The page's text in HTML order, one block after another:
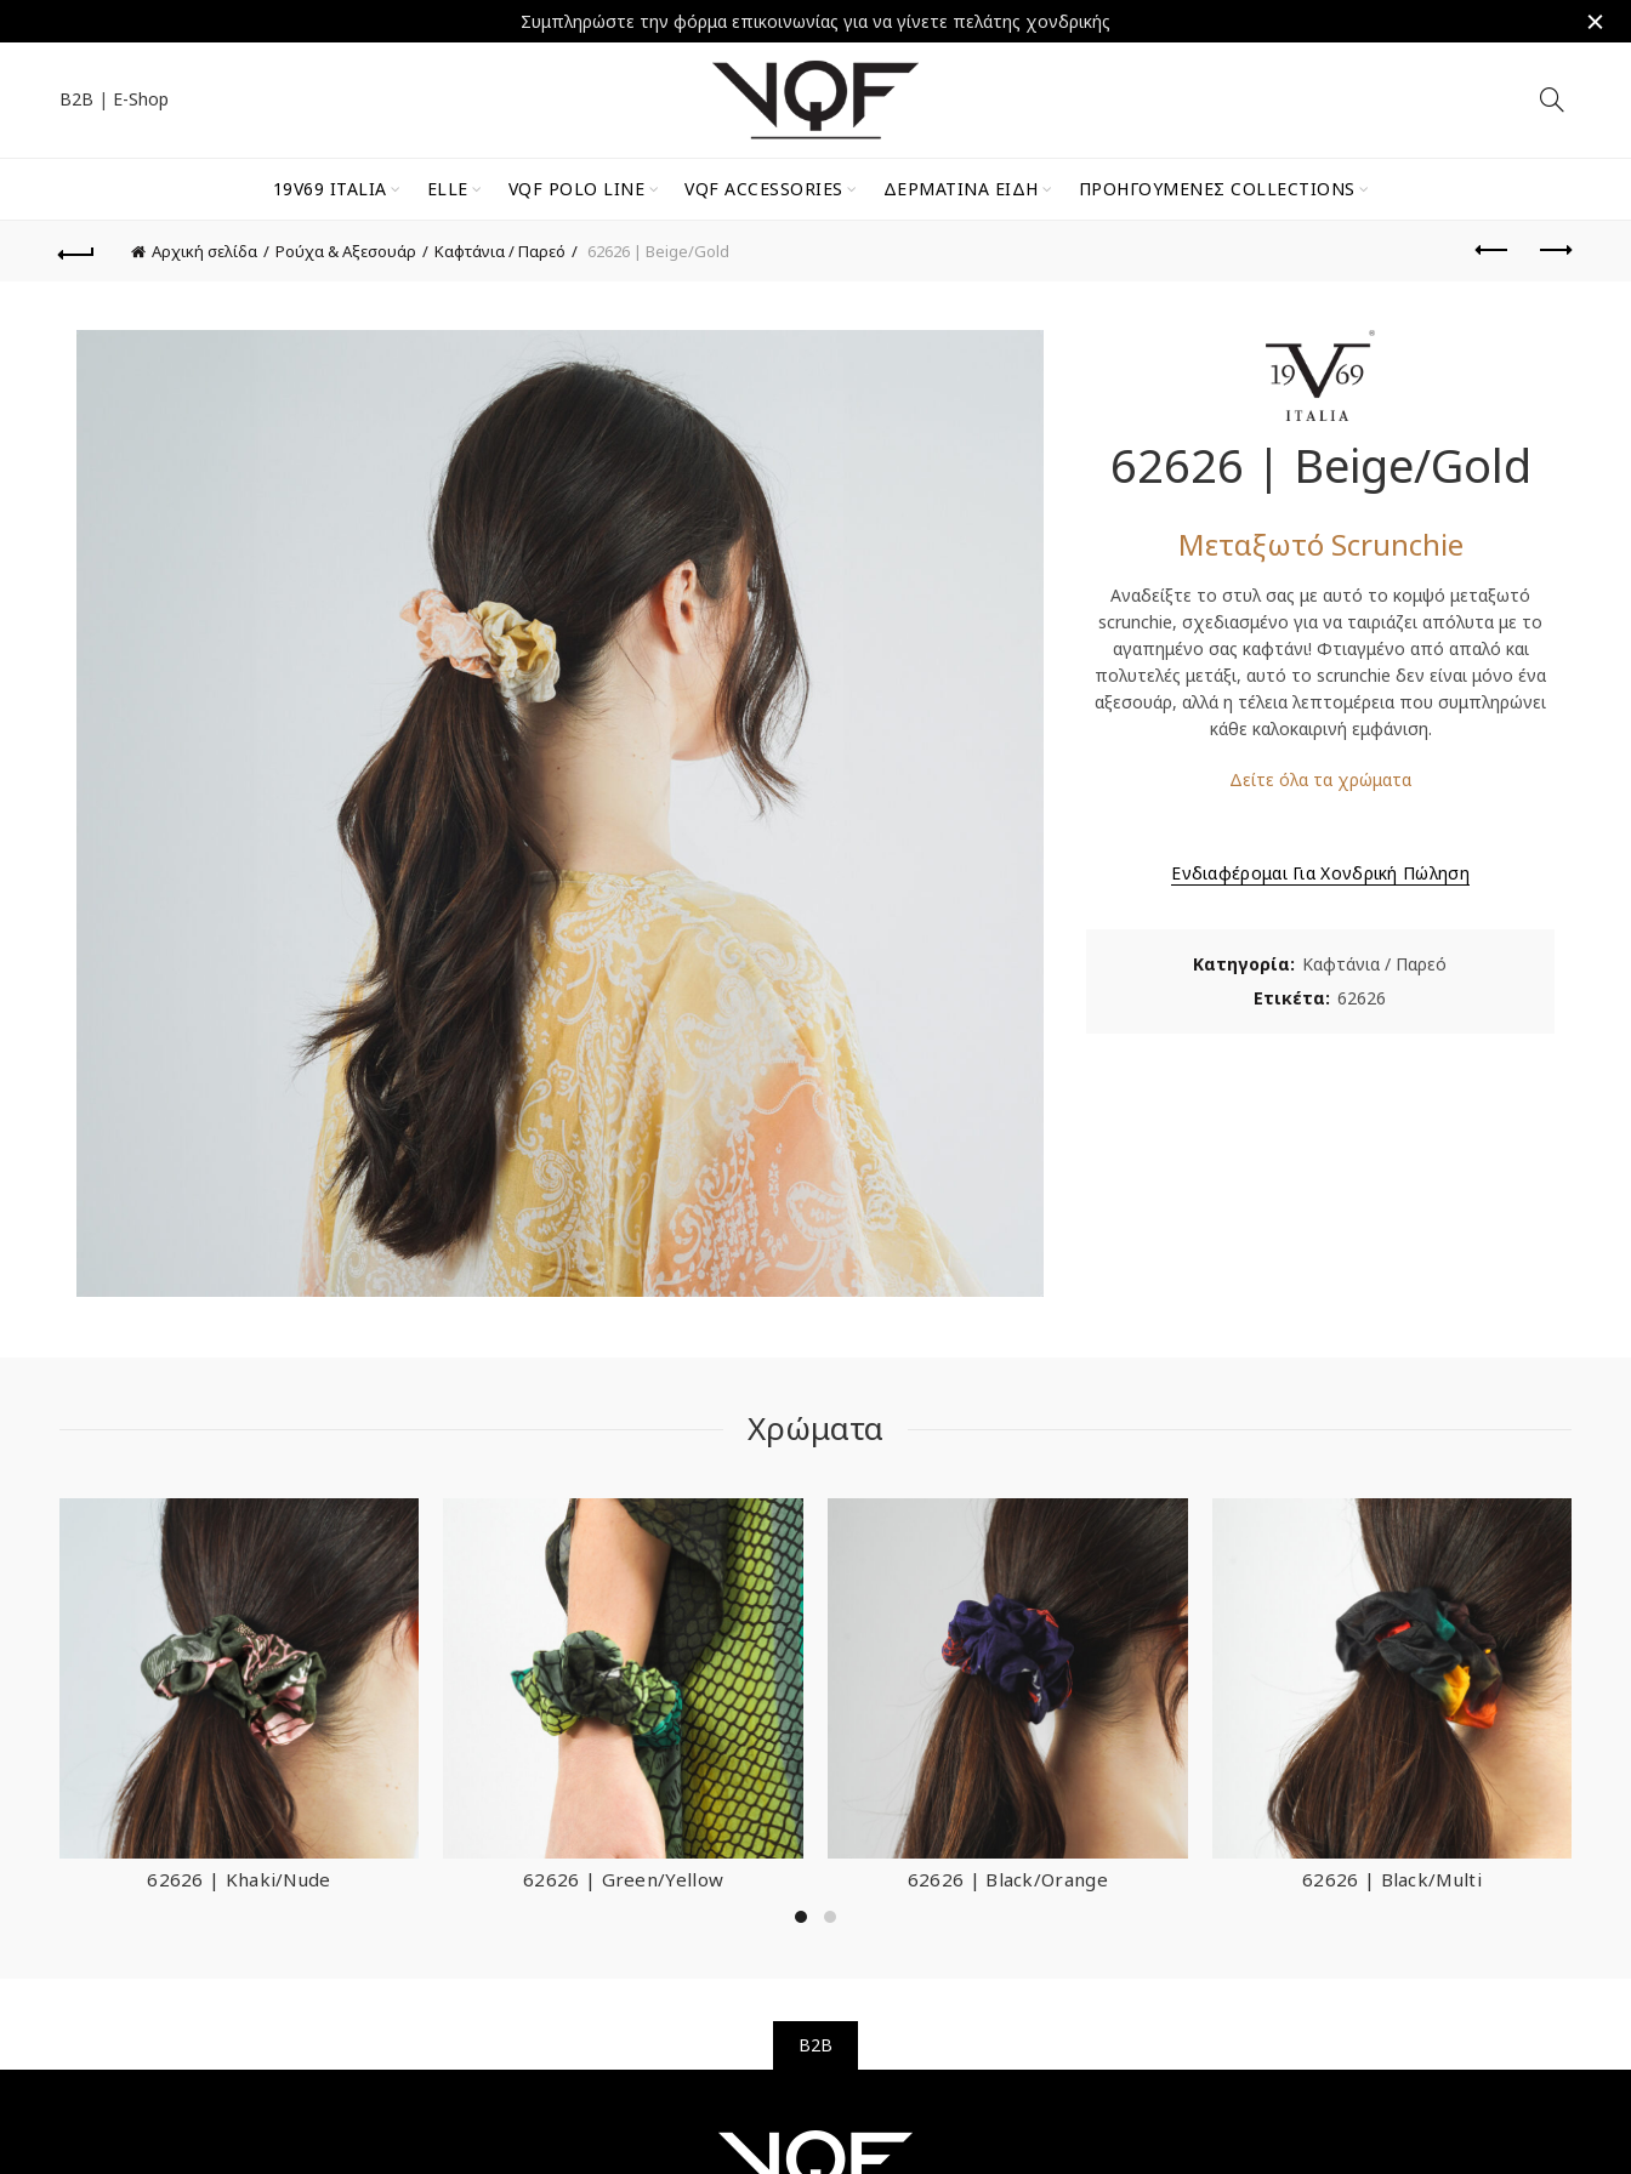
B2B | E-Shop
19V69 ITALIA ELLE VQF POLO LINE VQF ACCESSORIES ΔΕΡΜΆΤΙΝΑ ΕΊΔΗ ΠΡΟΗΓΟΎΜΕΝΕΣ COLLECTIONS
Αρχική σελίδα Ρούχα & Αξεσουάρ Καφτάνια / Παρεό 62626 | Beige/Gold
62626 | Beige/Gold
Μεταξωτό Scrunchie
Αναδείξτε το στυλ σας με αυτό το κομψό μεταξωτό
scrunchie, σχεδιασμένο για να ταιριάζει απόλυτα με το
αγαπημένο σας καφτάνι! Φτιαγμένο από απαλό και
πολυτελές μετάξι, αυτό το scrunchie δεν είναι μόνο ένα
αξεσουάρ, αλλά η τέλεια λεπτομέρεια που συμπληρώνει
κάθε καλοκαιρινή εμφάνιση.
Δείτε όλα τα χρώματα
Ενδιαφέρομαι Για Χονδρική Πώληση
Κατηγορία: Καφτάνια / Παρεό
Ετικέτα: 62626
Χρώματα
62626 | Khaki/Nude 62626 | Green/Yellow 62626 | Black/Orange 62626 | Black/Multi
B2B
Συμπληρώστε την φόρμα επικοινωνίας για να γίνετε πελάτης χονδρικής